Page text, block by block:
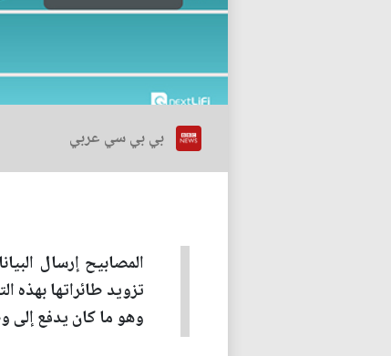
بي بي سي عربي
المصابيح إرسال
تزويد طائراتها بهذه
وهو ما كان يدفع